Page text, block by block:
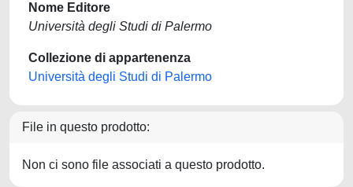
Nome Editore
Università degli Studi di Palermo
Collezione di appartenenza
Università degli Studi di Palermo
File in questo prodotto:
Non ci sono file associati a questo prodotto.